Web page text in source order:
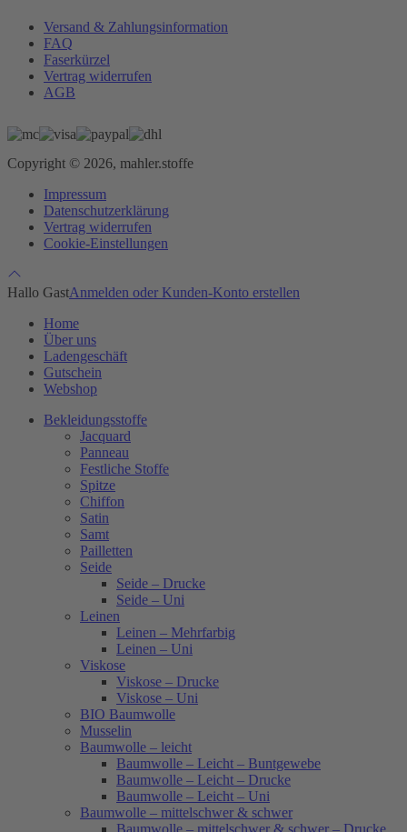
Versand & Zahlungsinformation
FAQ
Faserkürzel
Vertrag widerrufen
AGB
Copyright © 2026, mahler.stoffe
Impressum
Datenschutzerklärung
Vertrag widerrufen
Cookie-Einstellungen
Hallo GastAnmelden oder Kunden-Konto erstellen
Home
Über uns
Ladengeschäft
Gutschein
Webshop
Bekleidungsstoffe
Jacquard
Panneau
Festliche Stoffe
Spitze
Chiffon
Satin
Samt
Pailletten
Seide
Seide – Drucke
Seide – Uni
Leinen
Leinen – Mehrfarbig
Leinen – Uni
Viskose
Viskose – Drucke
Viskose – Uni
BIO Baumwolle
Musselin
Baumwolle – leicht
Baumwolle – Leicht – Buntgewebe
Baumwolle – Leicht – Drucke
Baumwolle – Leicht – Uni
Baumwolle – mittelschwer & schwer